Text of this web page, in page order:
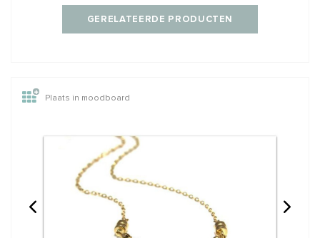
ca. 6-7mm AA kwaliteit
100% natuurlijk
AA kwaliteit
€26,95
€22,27
€1,75 Incl. btw
Excl. btw
GERELATEERDE PRODUCTEN
Plaats in moodboard